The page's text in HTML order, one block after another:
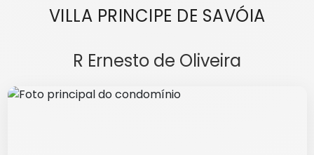
VILLA PRINCIPE DE SAVÓIA
R Ernesto de Oliveira